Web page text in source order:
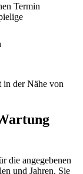
Termin
in der Nähe von
die angegebenen
und Jahren. Sie